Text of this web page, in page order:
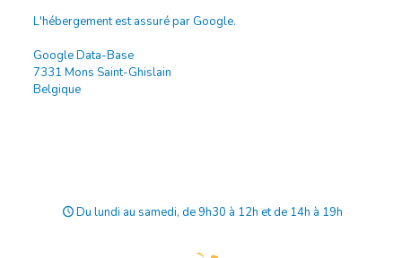
L'hébergement est assuré par Google.
Google Data-Base
7331 Mons Saint-Ghislain
Belgique
Du lundi au samedi, de 9h30 à 12h et de 14h à 19h